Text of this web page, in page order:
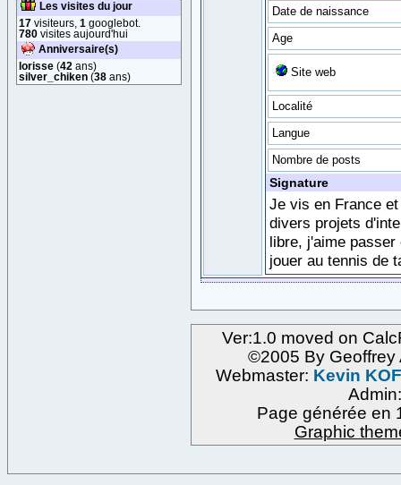
Les visites du jour
17 visiteurs, 1 googlebot.
780 visites aujourd'hui
Anniversaire(s)
lorisse (42 ans)
silver_chiken (38 ans)
Date de naissance
Age
Site web
Localité
Langue
Nombre de posts
Signature
Je vis en France
divers projets
libre, j'aime
jouer au tennis de
Ver:1.0 moved on
©2005 By Geoffrey
Webmaster: Kevin
Page générée en
Graphic